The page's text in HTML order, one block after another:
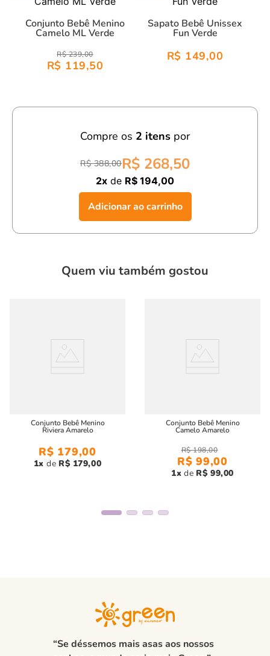
mais estável.
Características:
Design:Sofisticado e moderno, com excelente caimento.
com a construção mais fechada e por isso muito mais
conjunto bebê menino camelo ml verde,
Conjunto Bebê Menino
Camelo ML Verde
R$ 239,00
R$ 119,50
Sapato Bebê Unissex
Fun Verde
R$ 149,00
Compre os 2 itens por
R$ 388,00R$ 268,50
2x de R$ 194,00
Adicionar ao carrinho
Quem viu também gostou
Conjunto Bebê Menino
Riviera Amarelo
R$ 179,00
1 R$ 179,00
Conjunto Bebê Menino
Camelo Amarelo
R$ 198,00
R$ 99,00
1 R$ 99,00
“Se déssemos mais asas aos nossos